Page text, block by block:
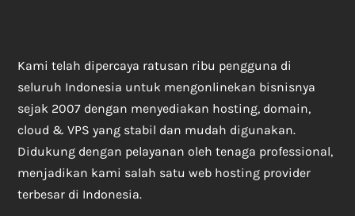
Kami telah dipercaya ratusan ribu pengguna di
seluruh Indonesia untuk mengonlinekan bisnisnya
sejak 2007 dengan menyediakan hosting, domain,
cloud & VPS yang stabil dan mudah digunakan.
Didukung dengan pelayanan oleh tenaga professional,
menjadikan kami salah satu web hosting provider
terbesar di Indonesia.